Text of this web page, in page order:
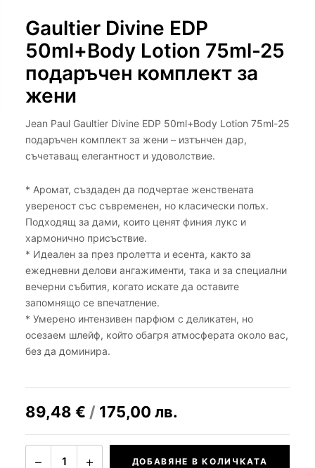
Gaultier Divine EDP
50ml+Body Lotion 75ml-25
подаръчен комплект за
жени
Jean Paul Gaultier Divine EDP 50ml+Body Lotion 75ml-25
подаръчен комплект за жени – изтънчен дар,
съчетаващ елегантност и удоволствие.
* Аромат, създаден да подчертае женствената
увереност със съвременен, но класически полъх.
Подходящ за дами, които ценят финия лукс и
хармонично присъствие.
* Идеален за през пролетта и есента, както за
ежедневни делови ангажименти, така и за специални
вечерни събития, когато искате да оставите
запомнящо се впечатление.
* Умерено интензивен парфюм с деликатен, но
осезаем шлейф, който обагря атмосферата около вас,
без да доминира.
89,48 € / 175,00 лв.
− 1 + ДОБАВЯНЕ В КОЛИЧКАТА